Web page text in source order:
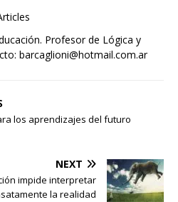
Profesor de Lógica y
barcaglioni@hotmail.com.ar
los aprendizajes del futuro
NEXT
impide interpretar
la realidad